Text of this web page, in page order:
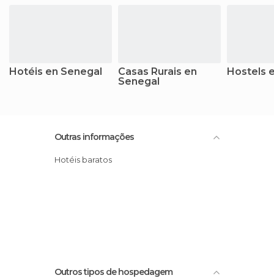
Hotéis en Senegal
Casas Rurais en
Senegal
Hostels
Outras informações
Hotéis baratos
Outros tipos de hospedagem